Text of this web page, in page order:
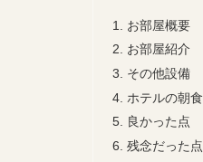
お部屋概要
お部屋紹介
その他設備
ホテルの朝食
良かった点
残念だった点